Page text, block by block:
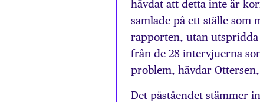
hävdat att detta inte är
samlade på ett ställe som
rapporten, utan
från de 28 intervjuerna
problem, hävdar
Det påståendet stämmer